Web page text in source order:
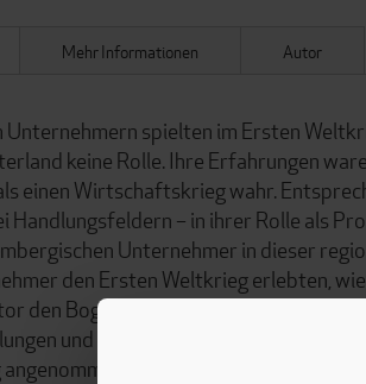
Unternehmern spielten im Ersten
keine Rolle. Ihre Erfahrungen
einen Wirtschaftskrieg wahr.
Handlungsfeldern – in ihrer Rolle als
Unternehmer in dieser
den Ersten Weltkrieg erlebten,
den Bogen von der Vorkriegs- über
und Verhalten der Unternehmer.
wurde.
Mehr Informationen Autor